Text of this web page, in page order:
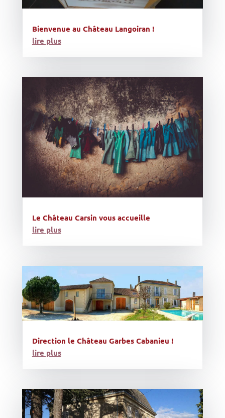
Bienvenue au Château Langoiran !
lire plus
Le Château Carsin vous accueille
lire plus
Direction le Château Garbes Cabanieu !
lire plus